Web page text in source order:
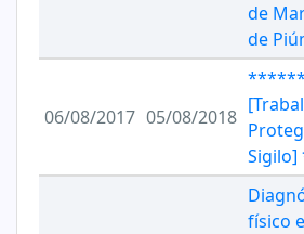
de
de
06/08/2017 05/08/2018
******
físico e